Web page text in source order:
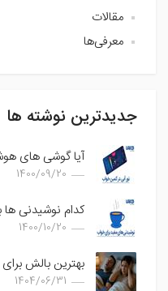
مقالات
معرفی‌ها
جدیدترین نوشته ها
آیا گوشی های
1400/09/20
کدام نوشیدنی
1400/10/20
بهترین بالش
1404/06/31